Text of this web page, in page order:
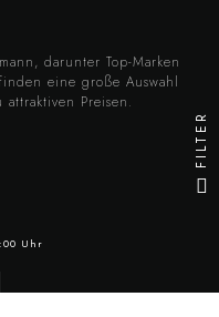
darunter Top-Marken
eine große Auswahl
Preisen.
Uhr
FILTER